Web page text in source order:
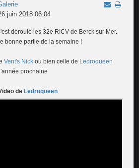
juin 2018 06:04
déroulé les 32e RICV de Berck sur Mer.
bonne partie de la semaine !
Vent's Nick ou bien celle de Ledroqueen
prochaine
de Ledroqueen